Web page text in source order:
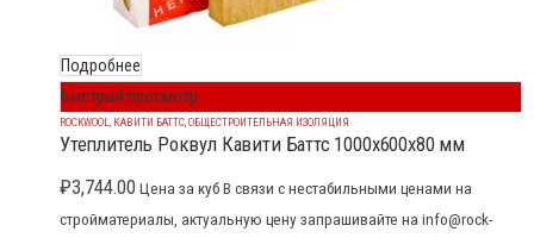
Подробнее
Быстрый просмотр
ROCKWOOL КАВИТИ БАТТС ОБЩЕСТРОИТЕЛЬНАЯ ИЗОЛЯЦИЯ
Утеплитель Роквул Кавити Баттс 1000x600x80 мм
₽3,744.00 Цена за куб В связи с нестабильными ценами на
стройматериалы, актуальную цену запрашивайте на info@rock-